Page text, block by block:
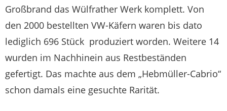
Großbrand das Wülfrather Werk komplett. Von
den 2000 bestellten VW-Käfern waren bis dato
lediglich 696 Stück produziert worden. Weitere 14
wurden im Nachhinein aus Restbeständen
gefertigt. Das machte aus dem „Hebmüller-Cabrio“
schon damals eine gesuchte Rarität.